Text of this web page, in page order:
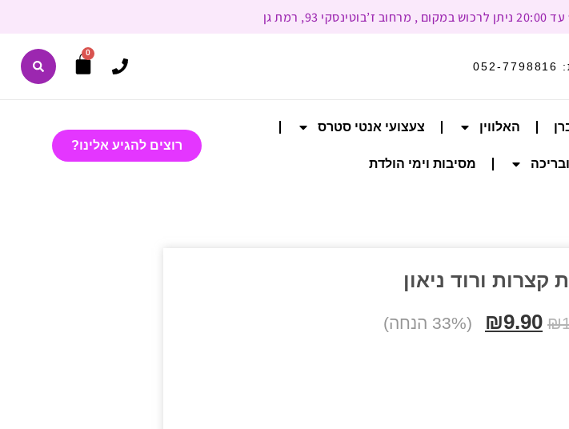
052-7798816
0
האלווין צעצועי אנטי סטרס
מסיבות וימי הולדת
רוצים להגיע אלינו?
ורוד ניאון
₪
₪9.90 (33% הנחה)